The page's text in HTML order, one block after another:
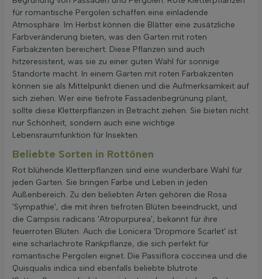
für romantische Pergolen schaffen eine einladende
Atmosphäre. Im Herbst können die Blätter eine zusätzliche
Farbveränderung bieten, was den Garten mit roten
Farbakzenten bereichert. Diese Pflanzen sind auch
hitzeresistent, was sie zu einer guten Wahl für sonnige
Standorte macht. In einem Garten mit roten Farbakzenten
können sie als Mittelpunkt dienen und die Aufmerksamkeit auf
sich ziehen. Wer eine tiefrote Fassadenbegrünung plant,
sollte diese Kletterpflanzen in Betracht ziehen. Sie bieten nicht
nur Schönheit, sondern auch eine wichtige
Lebensraumfunktion für Insekten.
Beliebte Sorten in Rottönen
Rot blühende Kletterpflanzen sind eine wunderbare Wahl für
jeden Garten. Sie bringen Farbe und Leben in jeden
Außenbereich. Zu den beliebten Arten gehören die Rosa
'Sympathie', die mit ihren tiefroten Blüten beeindruckt, und
die Campsis radicans 'Atropurpurea', bekannt für ihre
feuerroten Blüten. Auch die Lonicera 'Dropmore Scarlet' ist
eine scharlachrote Rankpflanze, die sich perfekt für
romantische Pergolen eignet. Die Passiflora coccinea und die
Quisqualis indica sind ebenfalls beliebte blutrote